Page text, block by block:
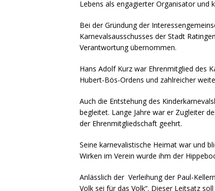
Lebens als engagierter Organisator und
Bei der Gründung der
Karnevalsausschusses der Stadt
Verantwortung übernommen.
Hans Adolf Kurz war Ehrenmitglied des
Hubert-Bös-Ordens und zahlreicher
Auch die Entstehung des
begleitet. Lange Jahre war er Zugleiter
der Ehrenmitgliedschaft geehrt.
Seine karnevalistische Heimat war und
Wirken im Verein wurde ihm der
Anlässlich der Verleihung der Paul-
Volk sei für das Volk“. Dieser Leitsatz